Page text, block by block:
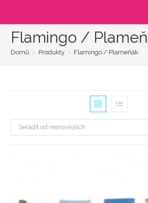
Flamingo /
Domů > Produkty > Flamingo / Plameňák
Seřadit od nejnovějších